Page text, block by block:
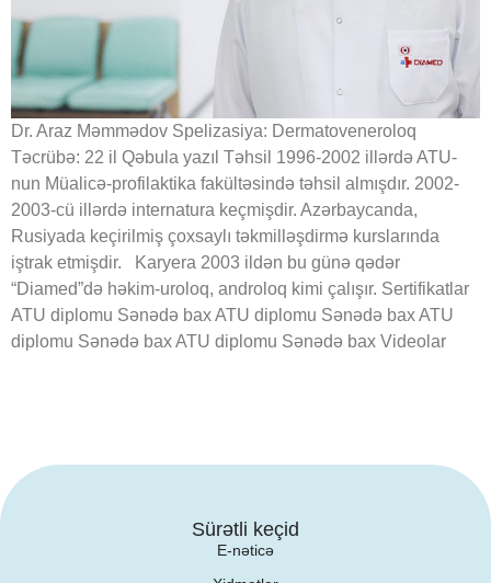
Dr. Araz Məmmədov Spelizasiya: Dermatoveneroloq
Təcrübə: 22 il Qəbula yazıl Təhsil 1996-2002 illərdə ATU-
nun Müalicə-profilaktika fakültəsində təhsil almışdır. 2002-
2003-cü illərdə internatura keçmişdir. Azərbaycanda,
Rusiyada keçirilmiş çoxsaylı təkmilləşdirmə kurslarında
iştrak etmişdir. Karyera 2003 ildən bu günə qədər
“Diamed”də həkim-uroloq, androloq kimi çalışır. Sertifikatlar
ATU diplomu Sənədə bax ATU diplomu Sənədə bax ATU
diplomu Sənədə bax ATU diplomu Sənədə bax Videolar
Sürətli keçid
E-nəticə